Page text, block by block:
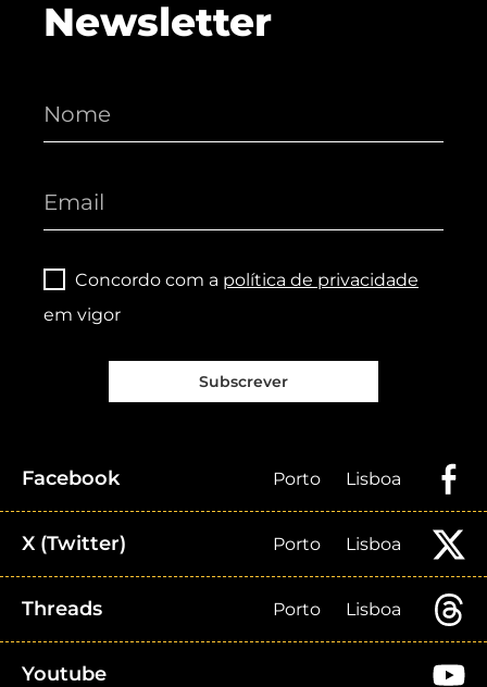
Newsletter
Concordo com a política de privacidade
em vigor
Subscrever
Facebook Porto Lisboa
X (Twitter) Porto Lisboa
Threads Porto Lisboa
Youtube